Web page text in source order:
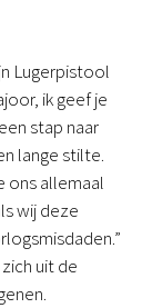
Lugerpistool
ik geef je
stap naar
lange stilte.
ons allemaal
wij deze
uit de